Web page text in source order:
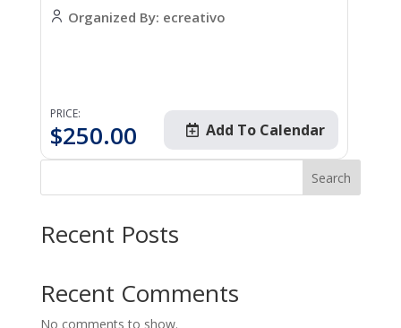
Organized By: ecreativo
PRICE:
$250.00 Add To Calendar
Search
Recent Posts
Recent Comments
No comments to show.